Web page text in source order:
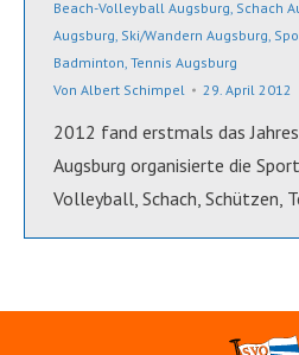
Beach-Volleyball Augsburg, Schach
Augsburg, Ski/Wandern Augsburg,
Badminton, Tennis Augsburg
Von Albert Schimpel 29. April 2012
2012 fand erstmals das
Augsburg organisierte die
Volleyball, Schach, Schützen,